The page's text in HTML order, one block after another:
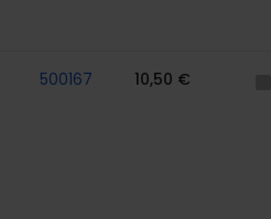
500167 10,50 €